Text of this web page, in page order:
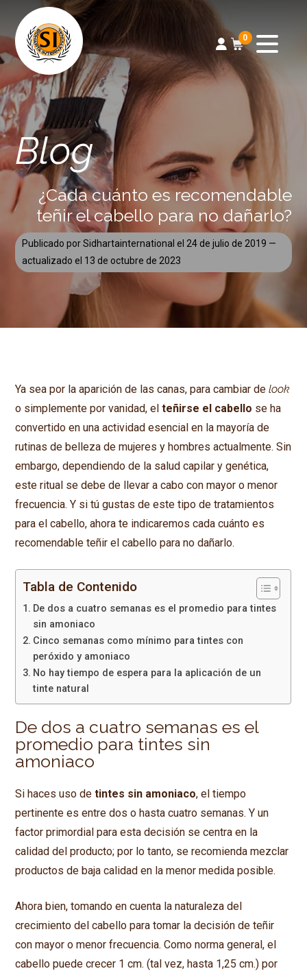
0
Blog
¿Cada cuánto es recomendable
teñir el cabello para no dañarlo?
Publicado porSidhartainternational el 24 de julio de 2019 —
actualizado el 13 de octubre de 2023
Ya sea por la aparición de las canas, para cambiar delook
o simplemente por vanidad, elteñirse el cabello se ha
convertido en una actividad esencial en la mayoría de
rutinas de belleza de mujeres y hombres actualmente. Sin
embargo, dependiendo de la salud capilar y genética,
este ritual se debe de llevar a cabo con mayor o menor
frecuencia. Y si tú gustas de este tipo de tratamientos
para el cabello, ahora te indicaremos cada cuánto es
recomendable teñir el cabello para no dañarlo.
Tabla de Contenido
De dos a cuatro semanas es el promedio para tintes
sin amoniaco
Cinco semanas como mínimo para tintes con
peróxido y amoniaco
No hay tiempo de espera para la aplicación de un
tinte natural
De dos a cuatro semanas es el
promedio para tintes sin
amoniaco
Si haces uso detintes sin amoniaco, el tiempo
pertinente es entre dos o hasta cuatro semanas. Y un
factor primordial para esta decisión se centra en la
calidad del producto; por lo tanto, se recomienda mezclar
productos de baja calidad en la menor medida posible.
Ahora bien, tomando en cuenta la naturaleza del
crecimiento del cabello para tomar la decisión de teñir
con mayor o menor frecuencia. Como norma general, el
cabello puede crecer 1 cm. (tal vez, hasta 1,25 cm.) por